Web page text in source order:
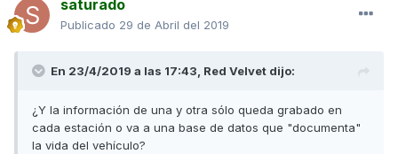
saturado
Publicado 29 de Abril del 2019
En 23/4/2019 a las 17:43, Red Velvet dijo:
¿Y la información de una y otra sólo queda grabado en
cada estación o va a una base de datos que "documenta"
la vida del vehículo?